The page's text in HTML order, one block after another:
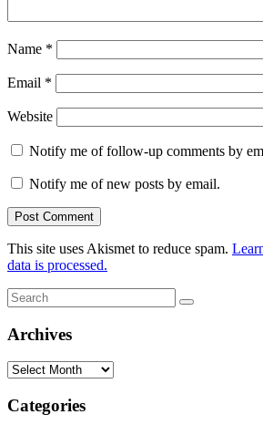
Name *
Email *
Website
Notify me of follow-up comments by
Notify me of new posts by email.
This site uses Akismet to reduce spam.
data is processed.
Search
for:
Search
Archives
Archives
Categories